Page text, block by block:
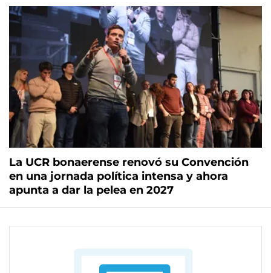
La UCR bonaerense renovó su Convención
en una jornada política intensa y ahora
apunta a dar la pelea en 2027